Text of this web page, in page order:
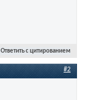
Ответить с цитированием
#2